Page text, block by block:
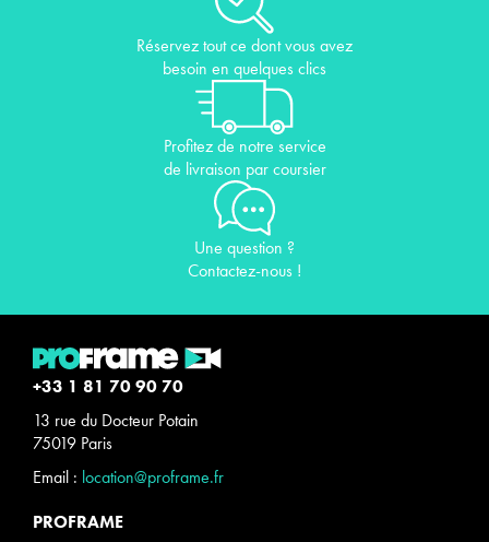
Réservez tout ce dont vous avez
besoin en quelques clics
Profitez de notre service
de livraison par coursier
Une question ?
Contactez-nous !
+33 1 81 70 90 70
13 rue du Docteur Potain
75019 Paris
Email : location@proframe.fr
PROFRAME